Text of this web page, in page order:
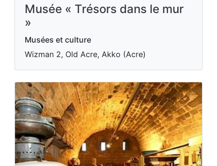
Musée « Trésors dans le mur
»
Musées et culture
Wizman 2, Old Acre, Akko (Acre)